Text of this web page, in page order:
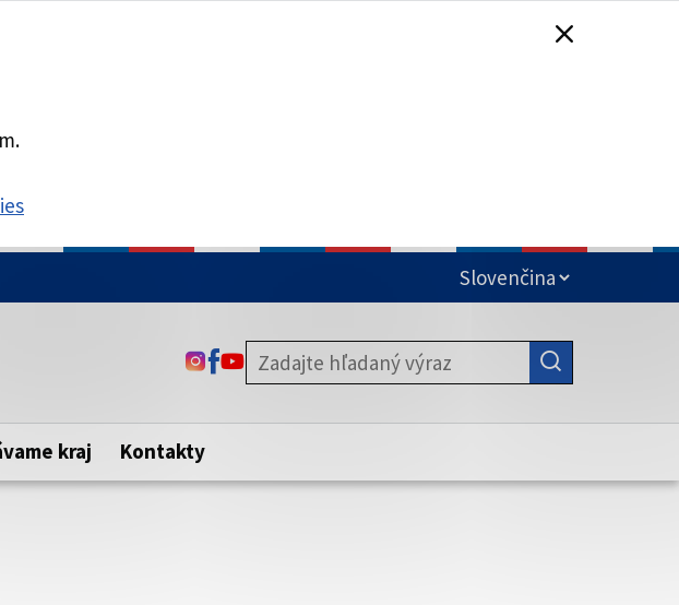
stránka je zabezpečená
webovú stránku. Zabezpečená stránka vždy začína
pred názvom domény webového sídla.
ODKAZ SA OTVORÍ NA NOVEJ KARTE
ODKAZ SA OTVORÍ NA NOVEJ KARTE
ODKAZ SA OTVORÍ NA NOVEJ KARTE
kraj Kontakty